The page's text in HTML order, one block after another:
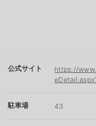
公式サイト
https://
駐車場 43